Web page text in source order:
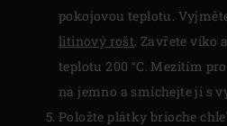
pokojovou teplotu.
litinový rošt. Zavřete víko
teplotu 200 °C. Mezitím
na jemno a smíchejte ji s
Položte plátky brioche